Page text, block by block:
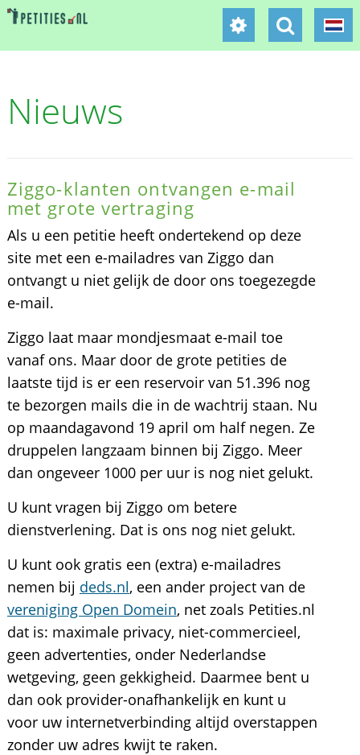
Nieuws
Ziggo-klanten ontvangen e-mail
met grote vertraging
Als u een petitie heeft ondertekend op deze
site met een e-mailadres van Ziggo dan
ontvangt u niet gelijk de door ons toegezegde
e-mail.
Ziggo laat maar mondjesmaat e-mail toe
vanaf ons. Maar door de grote petities de
laatste tijd is er een reservoir van 51.396 nog
te bezorgen mails die in de wachtrij staan. Nu
op maandagavond 19 april om half negen. Ze
druppelen langzaam binnen bij Ziggo. Meer
dan ongeveer 1000 per uur is nog niet gelukt.
U kunt vragen bij Ziggo om betere
dienstverlening. Dat is ons nog niet gelukt.
U kunt ook gratis een (extra) e-mailadres
nemen bij deds.nl, een ander project van de
vereniging Open Domein, net zoals Petities.nl
dat is: maximale privacy, niet-commercieel,
geen advertenties, onder Nederlandse
wetgeving, geen gekkigheid. Daarmee bent u
dan ook provider-onafhankelijk en kunt u
voor uw internetverbinding altijd overstappen
zonder uw adres kwijt te raken.